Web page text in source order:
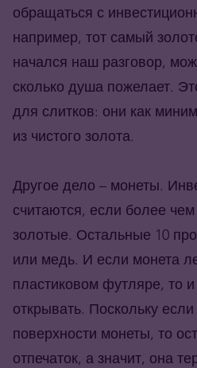
обращаться с
например, тот самый
начался наш разговор,
сколько душа пожелает.
для слитков: они как
из чистого золота.
Другое дело – монеты.
считаются, если более
золотые. Остальные 10
или медь. И если монета
пластиковом футляре, то
открывать. Поскольку если
поверхности монеты, то
отпечаток, а значит, она